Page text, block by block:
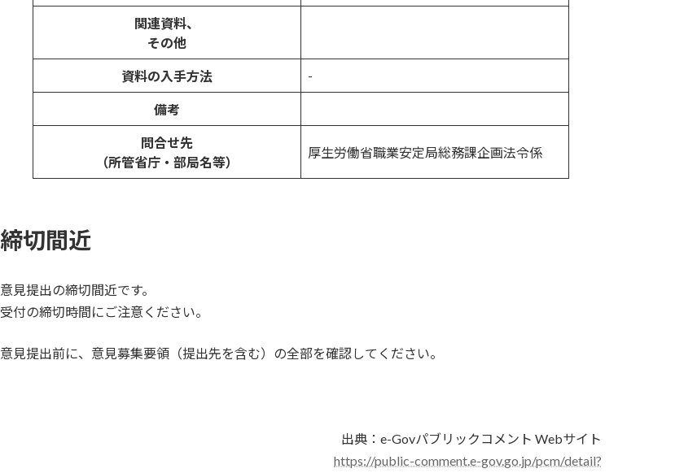
関連資料、
その他
資料の入手方法 -
備考
問合せ先
（所管省庁・部局名等）
厚生労働省職業安定局総務課企画法令係
締切間近
意見提出の締切間近です。
受付の締切時間にご注意ください。
意見提出前に、意見募集要領（提出先を含む）の全部を確認してください。
出典：e-Govパブリックコメント Webサイト
https://public-comment.e-gov.go.jp/pcm/detail?